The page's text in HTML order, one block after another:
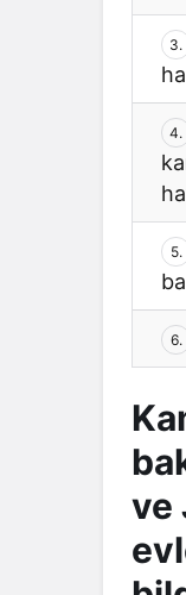
3.
4.
5.
6.
ve